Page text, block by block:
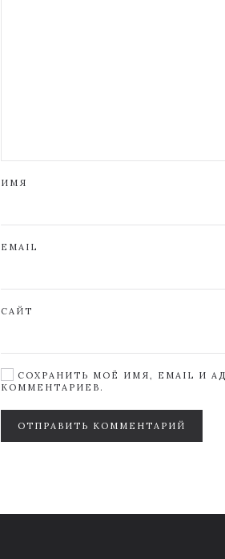
ИМЯ
EMAIL
САЙТ
СОХРАНИТЬ МОЁ ИМЯ, EMAIL И
КОММЕНТАРИЕВ.
ОТПРАВИТЬ КОММЕНТАРИЙ